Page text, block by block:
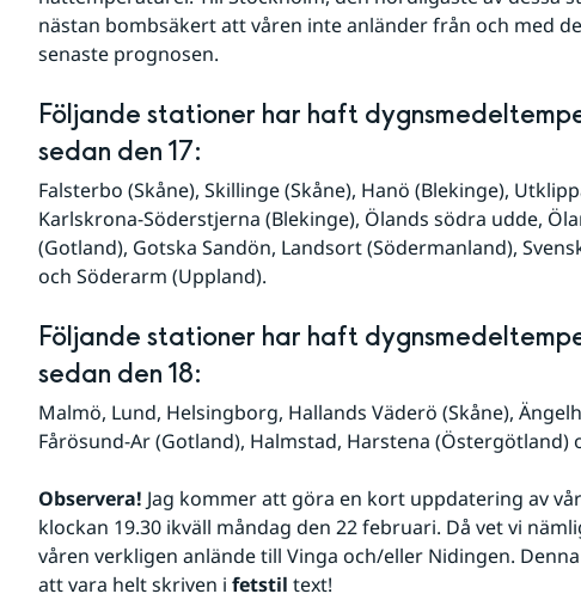
nästan bombsäkert att våren inte anländer från och med
senaste prognosen.
Följande stationer har haft
sedan den 17:
Falsterbo (Skåne), Skillinge (Skåne), Hanö (Blekinge),
Karlskrona-Söderstjerna (Blekinge), Ölands södra udde,
(Gotland), Gotska Sandön, Landsort (Södermanland),
och Söderarm (Uppland).
Följande stationer har haft
sedan den 18:
Malmö, Lund, Helsingborg, Hallands Väderö (Skåne),
Fårösund-Ar (Gotland), Halmstad, Harstena (Östergötland)
Observera! Jag kommer att göra en kort uppdatering av
klockan 19.30 ikväll måndag den 22 februari. Då vet vi
våren verkligen anlände till Vinga och/eller Nidingen.
att vara helt skriven i fetstil text!